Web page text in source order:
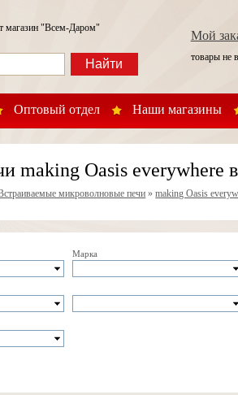
Оптовый отдел Наши магазины
"Всем-Даром"
Найти
Мой
товары не
making Oasis everywhere
микроволновые печи »making Oasis
Марка